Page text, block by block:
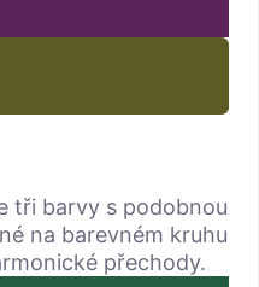
tři barvy s podobnou
na barevném kruhu
přechody.